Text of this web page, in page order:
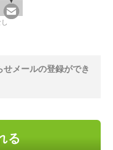
メールの登録ができ
る